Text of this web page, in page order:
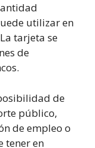
utilizar en
tarjeta se
de
de
público,
de empleo o
tener en